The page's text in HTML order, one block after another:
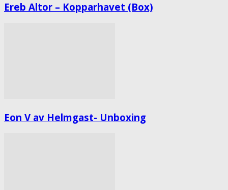
Ereb Altor – Kopparhavet (Box)
Eon V av Helmgast- Unboxing